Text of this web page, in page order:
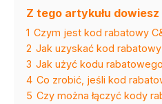
Z tego artykułu dowiesz
1 Czym jest kod rabatowy
2 Jak uzyskać kod rabatowy
3 Jak użyć kodu rabatowego
4 Co zrobić, jeśli kod
5 Czy można łączyć kody